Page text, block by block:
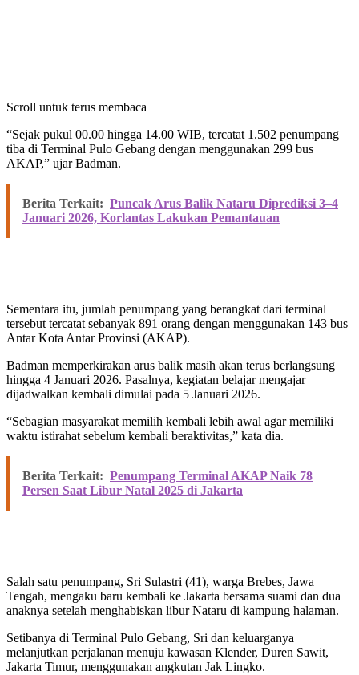
Scroll untuk terus membaca
“Sejak pukul 00.00 hingga 14.00 WIB, tercatat 1.502 penumpang
tiba di Terminal Pulo Gebang dengan menggunakan 299 bus
AKAP,” ujar Badman.
Berita Terkait: Puncak Arus Balik Nataru Diprediksi 3–4
Januari 2026, Korlantas Lakukan Pemantauan
Sementara itu, jumlah penumpang yang berangkat dari terminal
tersebut tercatat sebanyak 891 orang dengan menggunakan 143 bus
Antar Kota Antar Provinsi (AKAP).
Badman memperkirakan arus balik masih akan terus berlangsung
hingga 4 Januari 2026. Pasalnya, kegiatan belajar mengajar
dijadwalkan kembali dimulai pada 5 Januari 2026.
“Sebagian masyarakat memilih kembali lebih awal agar memiliki
waktu istirahat sebelum kembali beraktivitas,” kata dia.
Berita Terkait: Penumpang Terminal AKAP Naik 78
Persen Saat Libur Natal 2025 di Jakarta
Salah satu penumpang, Sri Sulastri (41), warga Brebes, Jawa
Tengah, mengaku baru kembali ke Jakarta bersama suami dan dua
anaknya setelah menghabiskan libur Nataru di kampung halaman.
Setibanya di Terminal Pulo Gebang, Sri dan keluarganya
melanjutkan perjalanan menuju kawasan Klender, Duren Sawit,
Jakarta Timur, menggunakan angkutan Jak Lingko.